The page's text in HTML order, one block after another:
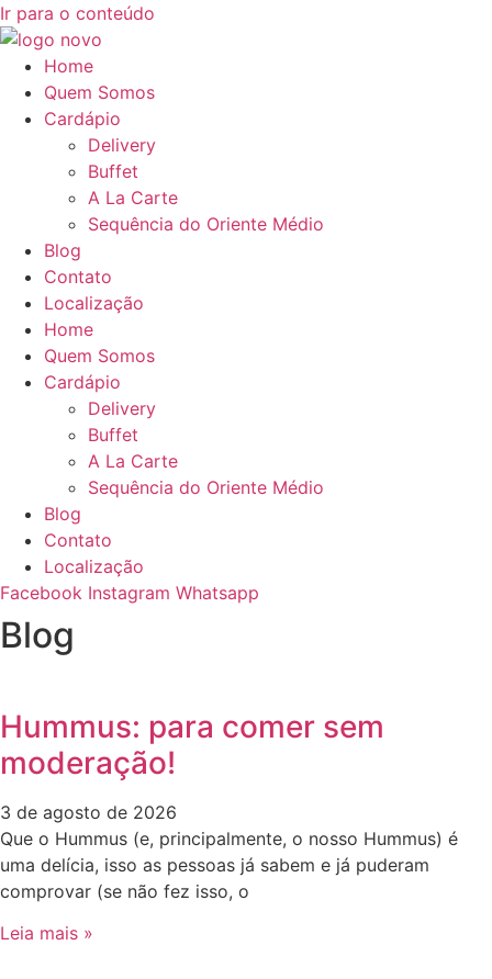
Ir para o conteúdo
Home
Quem Somos
Cardápio
Delivery
Buffet
A La Carte
Sequência do Oriente Médio
Blog
Contato
Localização
Home
Quem Somos
Cardápio
Delivery
Buffet
A La Carte
Sequência do Oriente Médio
Blog
Contato
Localização
Facebook Instagram Whatsapp
Blog
Hummus: para comer sem
moderação!
3 de agosto de 2026
Que o Hummus (e, principalmente, o nosso Hummus) é
uma delícia, isso as pessoas já sabem e já puderam
comprovar (se não fez isso, o
Leia mais »